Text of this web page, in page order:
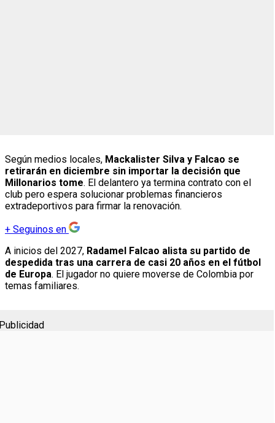
Según medios locales, Mackalister Silva y Falcao se
retirarán en diciembre sin importar la decisión que
Millonarios tome. El delantero ya termina contrato con el
club pero espera solucionar problemas financieros
extradeportivos para firmar la renovación.
+ Seguinos en
A inicios del 2027, Radamel Falcao alista su partido de
despedida tras una carrera de casi 20 años en el fútbol
de Europa. El jugador no quiere moverse de Colombia por
temas familiares.